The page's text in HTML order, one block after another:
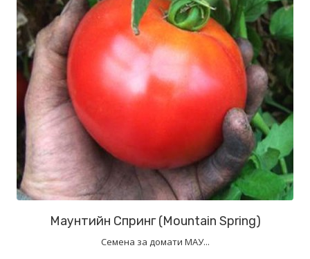
Маунтийн Спринг (Mountain Spring)
Семена за домати МАУ...